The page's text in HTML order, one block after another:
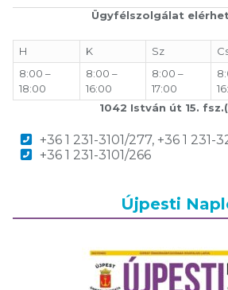
Ügyfélszolgálat
H K Sz
8:00 –
18:00
8:00 –
16:00
8:00 –
17:00
1042 István út 15.
+36 1 231-3101/277, +36 1 231-
+36 1 231-3101/266
Újpesti